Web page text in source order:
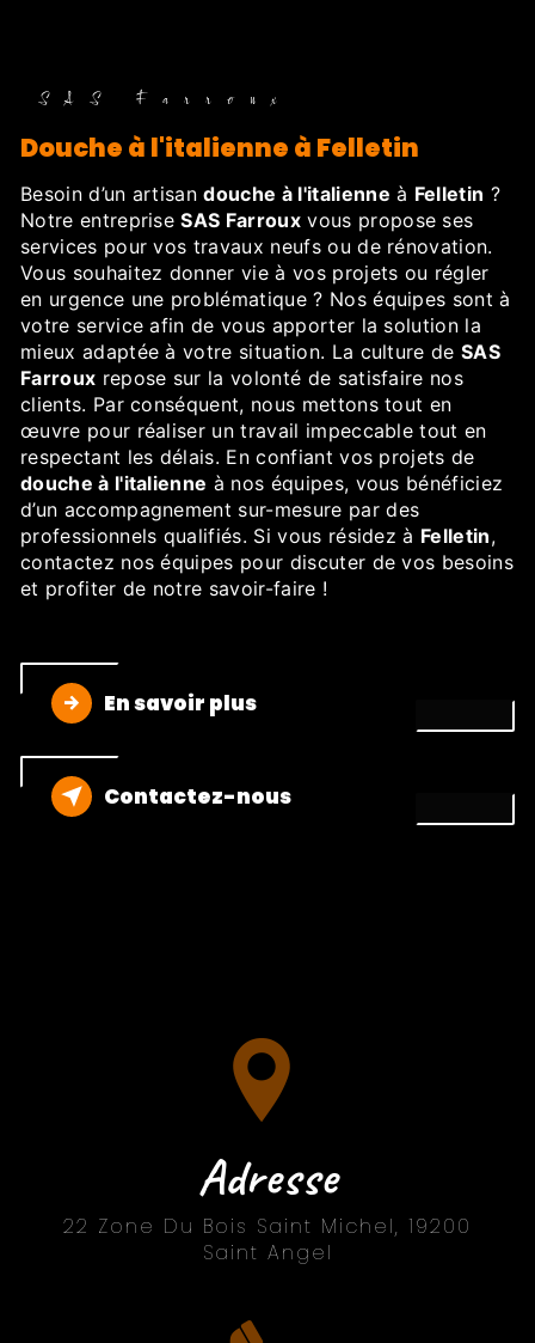
SAS Farroux
douche à l'italienne à Felletin
Besoin d’un artisandouche à l'italienne à Felletin ?
Notre entrepriseSAS Farrouxvous propose ses
services pour vos travaux neufs ou de rénovation.
Vous souhaitez donner vie à vos projets ou régler
en urgence une problématique ? Nos équipes sont à
votre service afin de vous apporter la solution la
mieux adaptée à votre situation. La culture deSAS
Farroux repose sur la volonté de satisfaire nos
clients. Par conséquent, nous mettons tout en
œuvre pour réaliser un travail impeccable tout en
respectant les délais. En confiant vos projets de
douche à l'italienne à nos équipes, vous bénéficiez
d’un accompagnement sur-mesure par des
professionnels qualifiés. Si vous résidez à Felletin,
contactez nos équipes pour discuter de vos besoins
et profiter de notre savoir-faire !
En savoir plus
Contactez-nous
Adresse
22 Zone Du Bois Saint Michel, 19200
Saint Angel